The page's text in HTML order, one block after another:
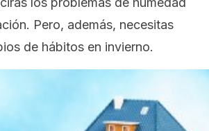
Pero, además, necesitas
de hábitos en invierno.